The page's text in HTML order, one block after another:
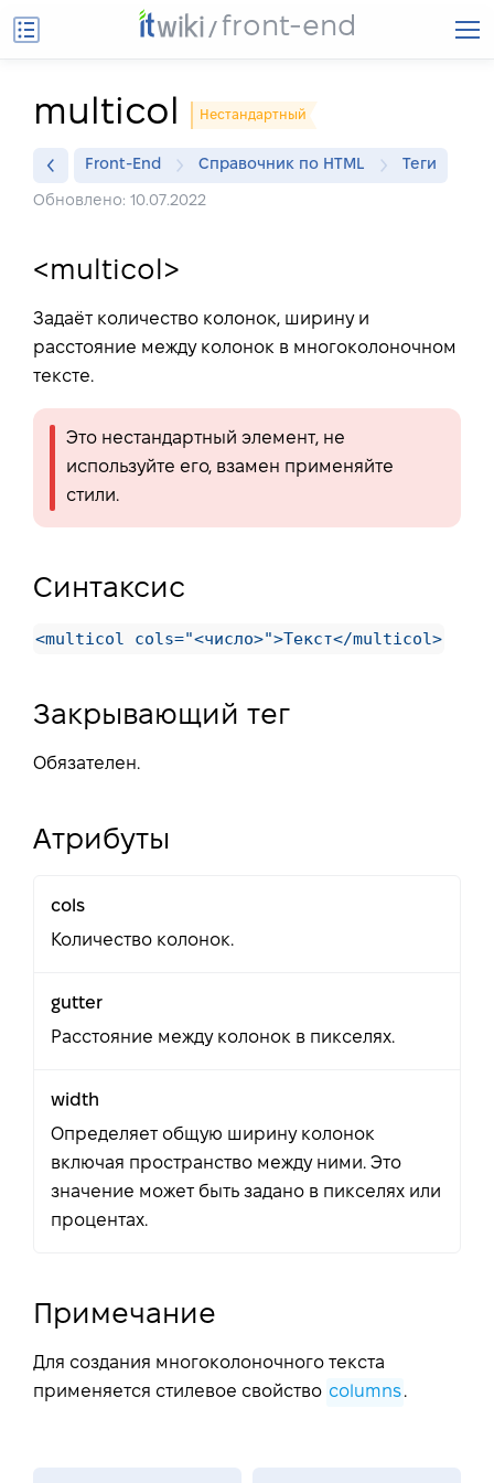
front-end
multicol Нестандартный
Front-End Справочник по HTML Теги
Обновлено: 10.07.2022
<multicol>
Задаёт количество колонок, ширину и
расстояние между колонок в многоколоночном
тексте.
Это нестандартный элемент, не
используйте его, взамен применяйте
стили.
Синтаксис
<multicol cols="<число>">Текст</multicol>
Закрывающий тег
Обязателен.
Атрибуты
cols
Количество колонок.
gutter
Расстояние между колонок в пикселях.
width
Определяет общую ширину колонок
включая пространство между ними. Это
значение может быть задано в пикселях или
процентах.
Примечание
Для создания многоколоночного текста
применяется стилевое свойство columns .